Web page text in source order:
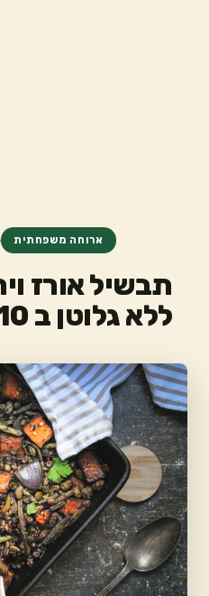
ארוחה משפחתית
תבשיל אורז
ללא גלוטן ב 10 דקות עבודה